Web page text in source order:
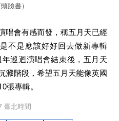
臉書）
唱會有感而發，稱五月天已經
不是應該好好回去做新專輯
巡迴演唱會結束後，五月天
澱階段，希望五月天能像英國
張專輯。
臺北時間